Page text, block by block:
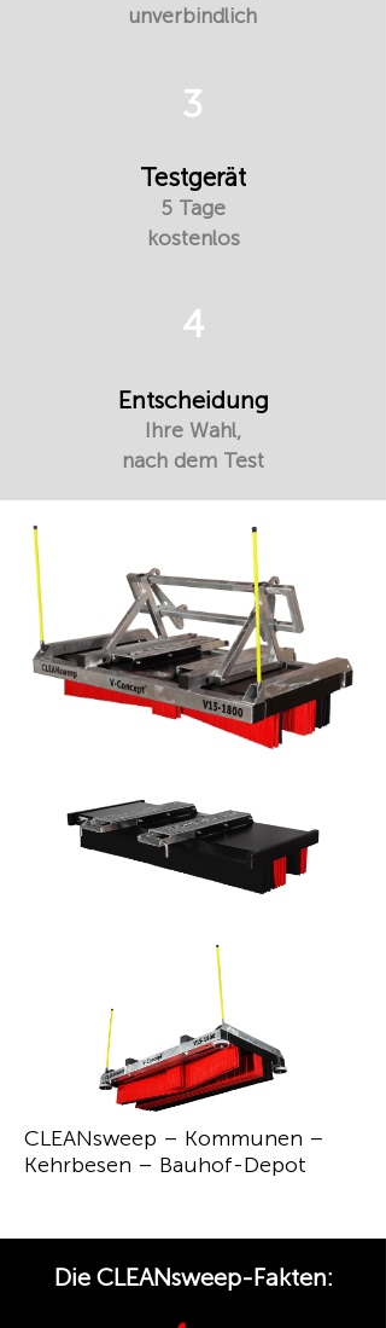
unverbindlich
3
Testgerät
5 Tage
kostenlos
4
Entscheidung
Ihre Wahl,
nach dem Test
CLEANsweep – Kommunen –
Kehrbesen – Bauhof-Depot
Die CLEANsweep-Fakten: